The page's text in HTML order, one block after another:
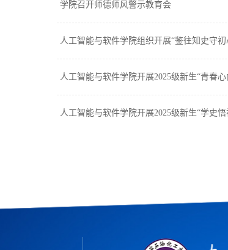
学院召开师德师风警示教育会
人工智能与软件学院组织开展“鉴往知史守
人工智能与软件学院开展2025级新生“青春
人工智能与软件学院开展2025级新生“学史